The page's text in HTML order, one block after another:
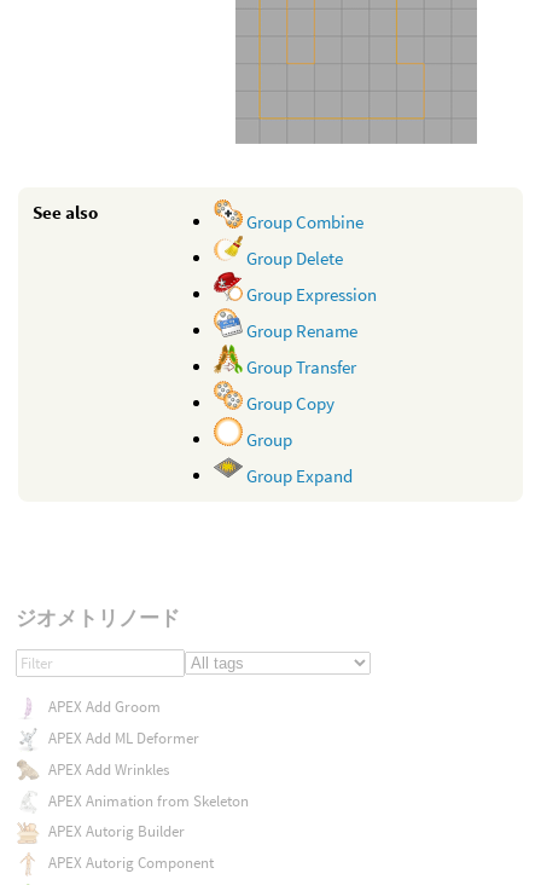
See also
Group Combine
Group Delete
Group Expression
Group Rename
Group Transfer
Group Copy
Group
Group Expand
ジオメトリノード
APEX Add Groom
APEX Add ML Deformer
APEX Add Wrinkles
APEX Animation from Skeleton
APEX Autorig Builder
APEX Autorig Component